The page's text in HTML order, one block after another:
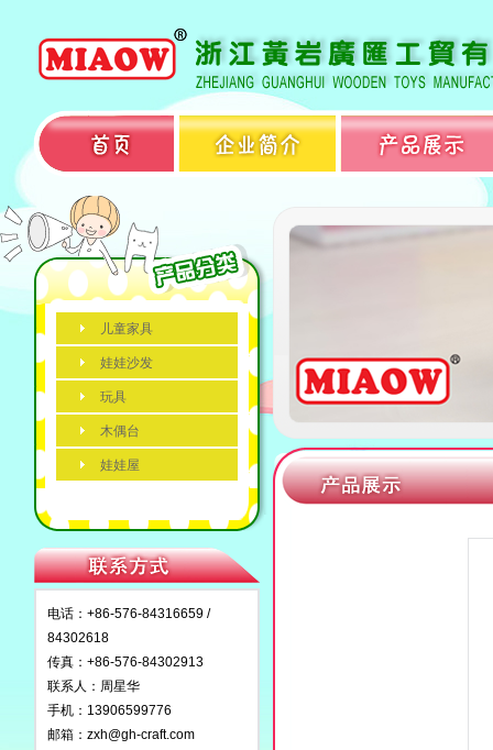
儿童家具
娃娃沙发
玩具
木偶台
娃娃屋
电话：+86-576-84316659 /
84302618
传真：+86-576-84302913
联系人：周星华
手机：13906599776
邮箱： zxh@gh-craft.com